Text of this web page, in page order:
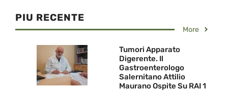
PIU RECENTE
More
Tumori Apparato
Digerente. Il
Gastroenterologo
Salernitano Attilio
Maurano Ospite Su RAI 1